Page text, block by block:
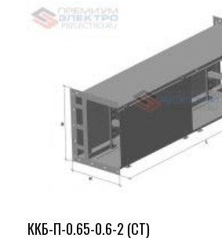
ККБ-П-0.65-0.6-2 (СТ)